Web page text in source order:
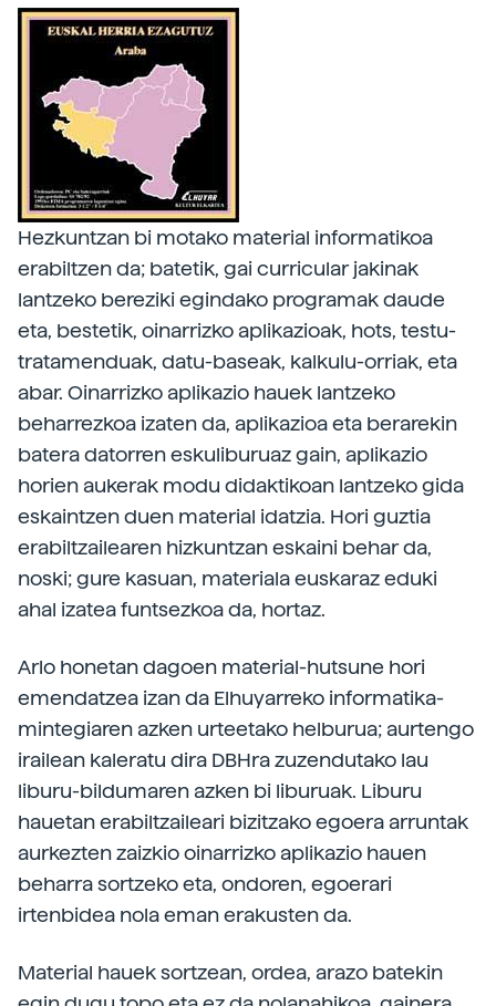
Hezkuntzan bi motako material informatikoa
erabiltzen da; batetik, gai curricular jakinak
lantzeko bereziki egindako programak daude
eta, bestetik, oinarrizko aplikazioak, hots, testu-
tratamenduak, datu-baseak, kalkulu-orriak, eta
abar. Oinarrizko aplikazio hauek lantzeko
beharrezkoa izaten da, aplikazioa eta berarekin
batera datorren eskuliburuaz gain, aplikazio
horien aukerak modu didaktikoan lantzeko gida
eskaintzen duen material idatzia. Hori guztia
erabiltzailearen hizkuntzan eskaini behar da,
noski; gure kasuan, materiala euskaraz eduki
ahal izatea funtsezkoa da, hortaz.
Arlo honetan dagoen material-hutsune hori
emendatzea izan da Elhuyarreko informatika-
mintegiaren azken urteetako helburua; aurtengo
irailean kaleratu dira DBHra zuzendutako lau
liburu-bildumaren azken bi liburuak. Liburu
hauetan erabiltzaileari bizitzako egoera arruntak
aurkezten zaizkio oinarrizko aplikazio hauen
beharra sortzeko eta, ondoren, egoerari
irtenbidea nola eman erakusten da.
Material hauek sortzean, ordea, arazo batekin